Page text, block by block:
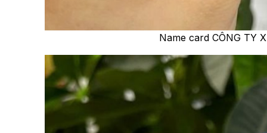
Name card CÔNG TY